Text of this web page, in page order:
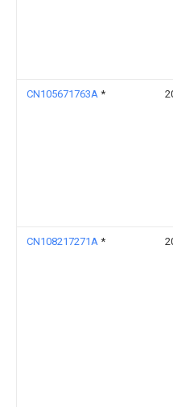
CN105671763A *
CN108217271A *